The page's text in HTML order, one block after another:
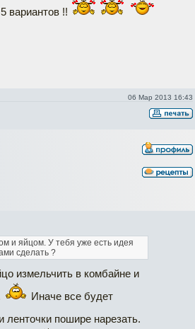
вариантов !!
06 Мар 2013 16:43
и яйцом. У тебя уже есть идея
сделать ?
измельчить в комбайне и
Иначе все будет
ленточки пошире нарезать.